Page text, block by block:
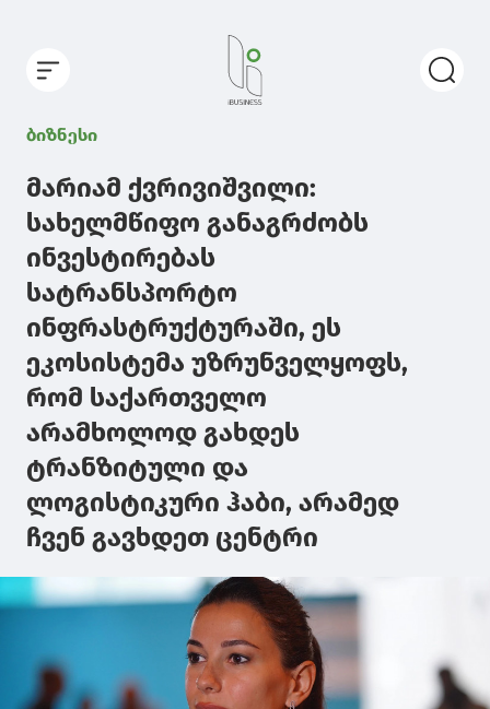
ბიზნესი
მარიამ ქვრივიშვილი:
სახელმწიფო განაგრძობს
ინვესტირებას
სატრანსპორტო
ინფრასტრუქტურაში, ეს
ეკოსისტემა უზრუნველყოფს,
რომ საქართველო
არამხოლოდ გახდეს
ტრანზიტული და
ლოგისტიკური ჰაბი, არამედ
ჩვენ გავხდეთ ცენტრი